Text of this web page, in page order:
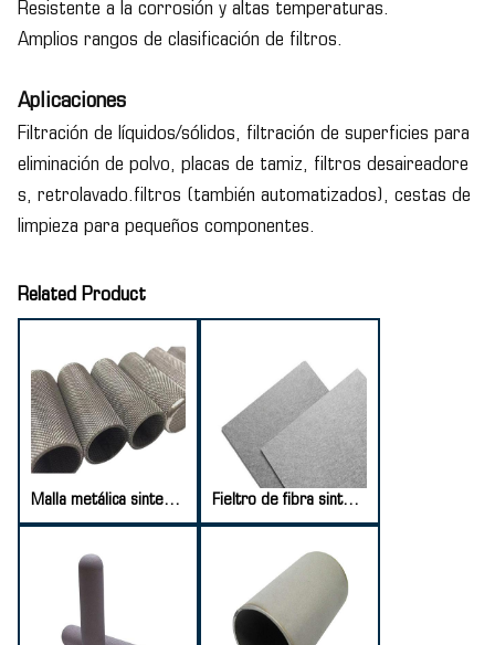
Resistente a la corrosión y altas temperaturas.
Amplios rangos de clasificación de filtros.
Aplicaciones
Filtración de líquidos/sólidos, filtración de superficies para
eliminación de polvo, placas de tamiz, filtros desaireadore
s, retrolavado.filtros (también automatizados), cestas de
limpieza para pequeños componentes.
Related Product
Malla metálica sinterizada perforada Fieltro de fibra sinterizada de acero inoxidable